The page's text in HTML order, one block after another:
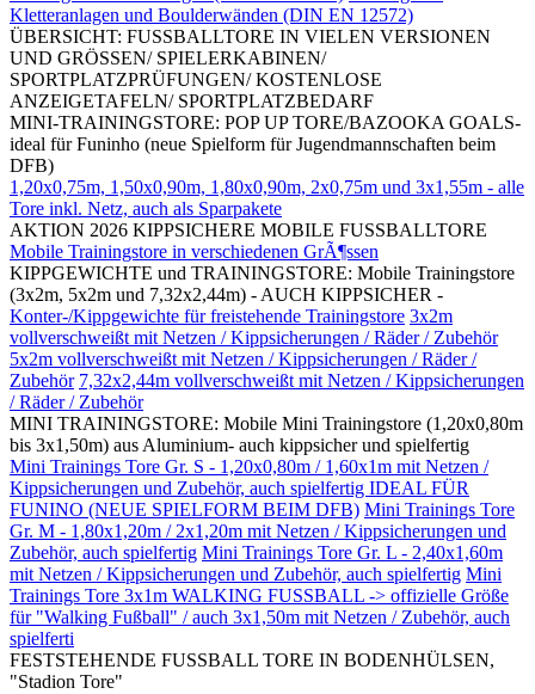
Kletteranlagen und Boulderwänden (DIN EN 12572)
ÜBERSICHT: FUSSBALLTORE IN VIELEN VERSIONEN
UND GRÖSSEN/ SPIELERKABINEN/
SPORTPLATZPRÜFUNGEN/ KOSTENLOSE
ANZEIGETAFELN/ SPORTPLATZBEDARF
MINI-TRAININGSTORE: POP UP TORE/BAZOOKA GOALS-
ideal für Funinho (neue Spielform für Jugendmannschaften beim
DFB)
1,20x0,75m, 1,50x0,90m, 1,80x0,90m, 2x0,75m und 3x1,55m - alle
Tore inkl. Netz, auch als Sparpakete
AKTION 2026 KIPPSICHERE MOBILE FUSSBALLTORE
Mobile Trainingstore in verschiedenen GrÃ¶ssen
KIPPGEWICHTE und TRAININGSTORE: Mobile Trainingstore
(3x2m, 5x2m und 7,32x2,44m) - AUCH KIPPSICHER -
Konter-/Kippgewichte für freistehende Trainingstore 3x2m
vollverschweißt mit Netzen / Kippsicherungen / Räder / Zubehör
5x2m vollverschweißt mit Netzen / Kippsicherungen / Räder /
Zubehör 7,32x2,44m vollverschweißt mit Netzen / Kippsicherungen
/ Räder / Zubehör
MINI TRAININGSTORE: Mobile Mini Trainingstore (1,20x0,80m
bis 3x1,50m) aus Aluminium- auch kippsicher und spielfertig
Mini Trainings Tore Gr. S - 1,20x0,80m / 1,60x1m mit Netzen /
Kippsicherungen und Zubehör, auch spielfertig IDEAL FÜR
FUNINO (NEUE SPIELFORM BEIM DFB) Mini Trainings Tore
Gr. M - 1,80x1,20m / 2x1,20m mit Netzen / Kippsicherungen und
Zubehör, auch spielfertig Mini Trainings Tore Gr. L - 2,40x1,60m
mit Netzen / Kippsicherungen und Zubehör, auch spielfertig Mini
Trainings Tore 3x1m WALKING FUSSBALL -> offizielle Größe
für "Walking Fußball" / auch 3x1,50m mit Netzen / Zubehör, auch
spielferti
FESTSTEHENDE FUSSBALL TORE IN BODENHÜLSEN,
"Stadion Tore"